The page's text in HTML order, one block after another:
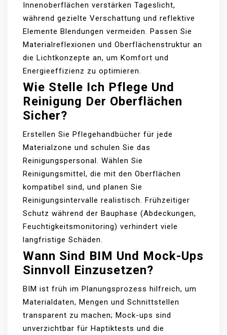
Innenoberflächen verstärken Tageslicht,
während gezielte Verschattung und reflektive
Elemente Blendungen vermeiden. Passen Sie
Materialreflexionen und Oberflächenstruktur an
die Lichtkonzepte an, um Komfort und
Energieeffizienz zu optimieren.
Wie Stelle Ich Pflege Und
Reinigung Der Oberflächen
Sicher?
Erstellen Sie Pflegehandbücher für jede
Materialzone und schulen Sie das
Reinigungspersonal. Wählen Sie
Reinigungsmittel, die mit den Oberflächen
kompatibel sind, und planen Sie
Reinigungsintervalle realistisch. Frühzeitiger
Schutz während der Bauphase (Abdeckungen,
Feuchtigkeitsmonitoring) verhindert viele
langfristige Schäden.
Wann Sind BIM Und Mock-Ups
Sinnvoll Einzusetzen?
BIM ist früh im Planungsprozess hilfreich, um
Materialdaten, Mengen und Schnittstellen
transparent zu machen; Mock-ups sind
unverzichtbar für Haptiktests und die